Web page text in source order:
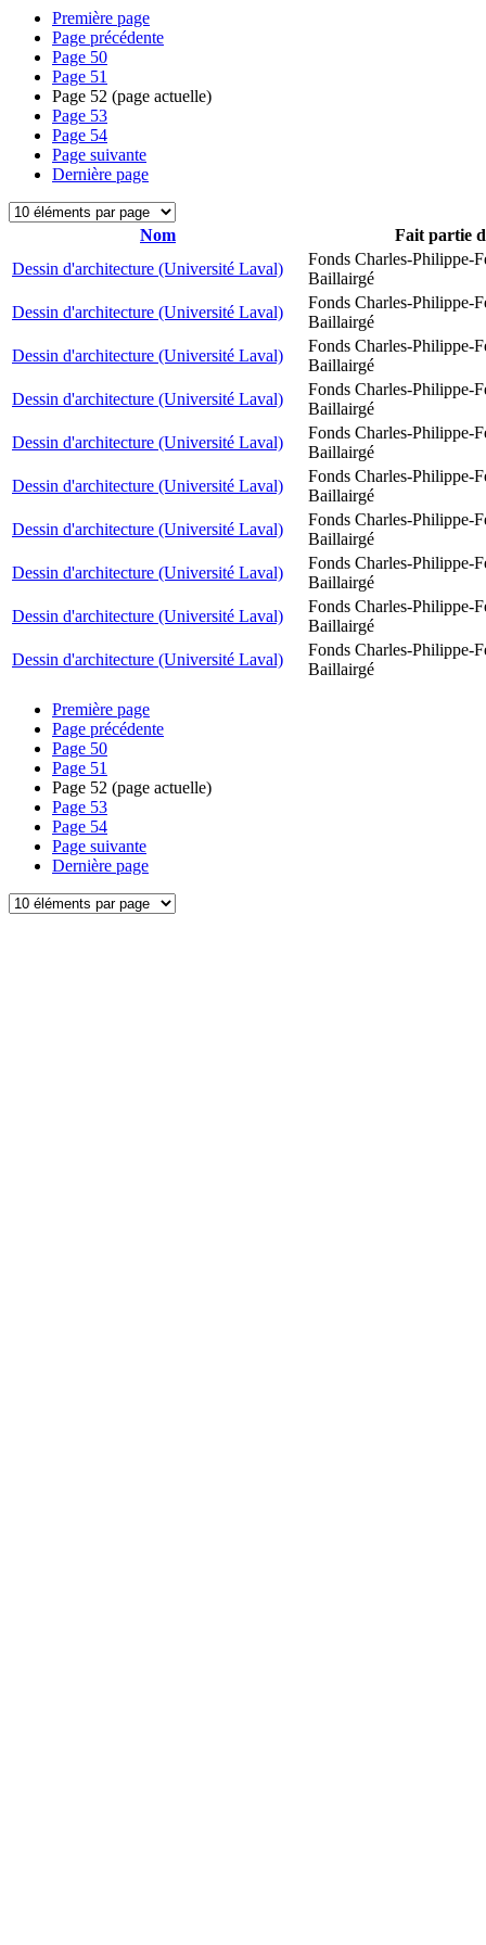
Première page
Page précédente
Page 50
Page 51
Page 52 (page actuelle)
Page 53
Page 54
Page suivante
Dernière page
Nom
Fait partie
Dessin d'architecture (Université Laval)
Fonds Charles-Philippe-
Baillairgé
Dessin d'architecture (Université Laval)
Fonds Charles-Philippe-
Baillairgé
Dessin d'architecture (Université Laval)
Fonds Charles-Philippe-
Baillairgé
Dessin d'architecture (Université Laval)
Fonds Charles-Philippe-
Baillairgé
Dessin d'architecture (Université Laval)
Fonds Charles-Philippe-
Baillairgé
Dessin d'architecture (Université Laval)
Fonds Charles-Philippe-
Baillairgé
Dessin d'architecture (Université Laval)
Fonds Charles-Philippe-
Baillairgé
Dessin d'architecture (Université Laval)
Fonds Charles-Philippe-
Baillairgé
Dessin d'architecture (Université Laval)
Fonds Charles-Philippe-
Baillairgé
Dessin d'architecture (Université Laval)
Fonds Charles-Philippe-
Baillairgé
Première page
Page précédente
Page 50
Page 51
Page 52 (page actuelle)
Page 53
Page 54
Page suivante
Dernière page